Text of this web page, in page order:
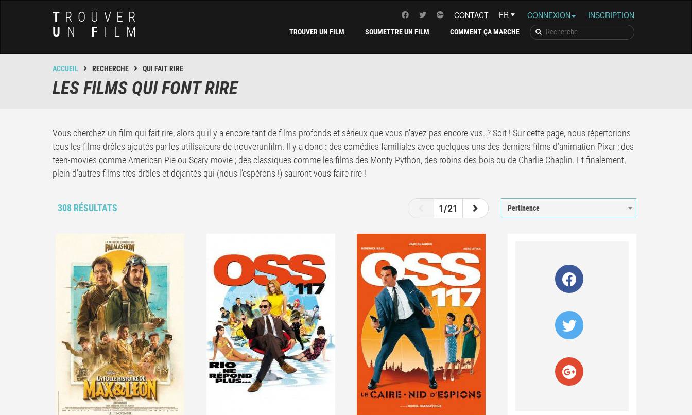
T ROUVER
U N F ILM
CONNEXION INSCRIPTION
CONTACT
COMMENT ÇA MARCHE
SOUMETTRE UN FILM
TROUVER UN FILM
ACCUEIL RECHERCHE QUI FAIT RIRE
LES FILMS QUI FONT RIRE
Vous cherchez un film qui fait rire, alors qu'il y a encore tant de films profonds et sérieux que vous n'avez pas encore vus..? Soit ! Sur cette page, nous répertorions
tous les films drôles ajoutés par les utilisateurs de trouverunfilm. Il y a donc : des comédies familiales avec quelques-uns des derniers films d’animation Pixar ; des
teen-movies comme American Pie ou Scary movie ; des classiques comme les films des Monty Python, des robins des bois ou de Charlie Chaplin. Et finalement,
plein d’autres films très drôles et déjantés qui (nous l’espérons !) sauront vous faire rire !
308 RÉSULTATS
1/21
Pertinence